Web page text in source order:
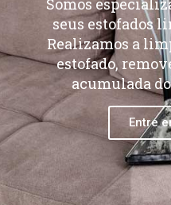
seus estofados
Realizamos a
estofado,
acumulada
Entre